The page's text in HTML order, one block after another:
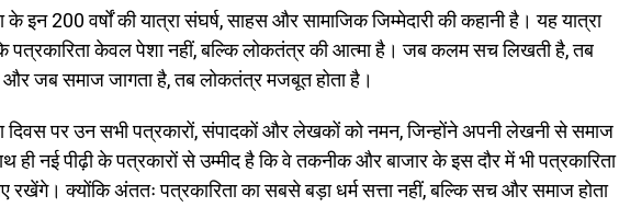
के इन 200 वर्षों की यात्रा संघर्ष, साहस और सामाजिक जिम्मेदारी की कहानी है। यह यात्रा
पत्रकारिता केवल पेशा नहीं, बल्कि लोकतंत्र की आत्मा है। जब कलम सच लिखती है, तब
और जब समाज जागता है, तब लोकतंत्र मजबूत होता है।
दिवस पर उन सभी पत्रकारों, संपादकों और लेखकों को नमन, जिन्होंने अपनी लेखनी से समाज
ही नई पीढ़ी के पत्रकारों से उम्मीद है कि वे तकनीक और बाजार के इस दौर में भी पत्रकारिता
रखेंगे। क्योंकि अंततः पत्रकारिता का सबसे बड़ा धर्म सत्ता नहीं, बल्कि सच और समाज होता